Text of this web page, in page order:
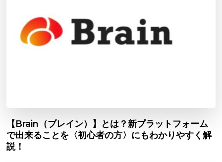
【Brain（ブレイン）】とは？新プラットフォーム
で出来ることを〈初心者の方〉にもわかりやすく解
説！